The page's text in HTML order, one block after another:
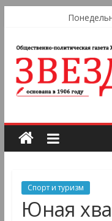
Спорт и туризм
Юная